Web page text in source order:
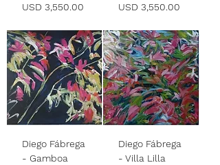
Precio
USD 3,550.00
Precio
USD 3,550.00
Diego Fábrega
- Gamboa
Diego Fábrega
- Villa Lilla